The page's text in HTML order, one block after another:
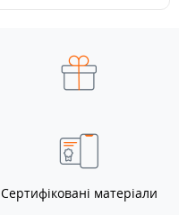
Сертифіковані матеріали